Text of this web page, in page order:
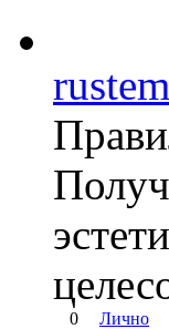
rustem
0 Лично